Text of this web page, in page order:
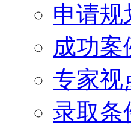
申请规
成功案
专家视
录取条